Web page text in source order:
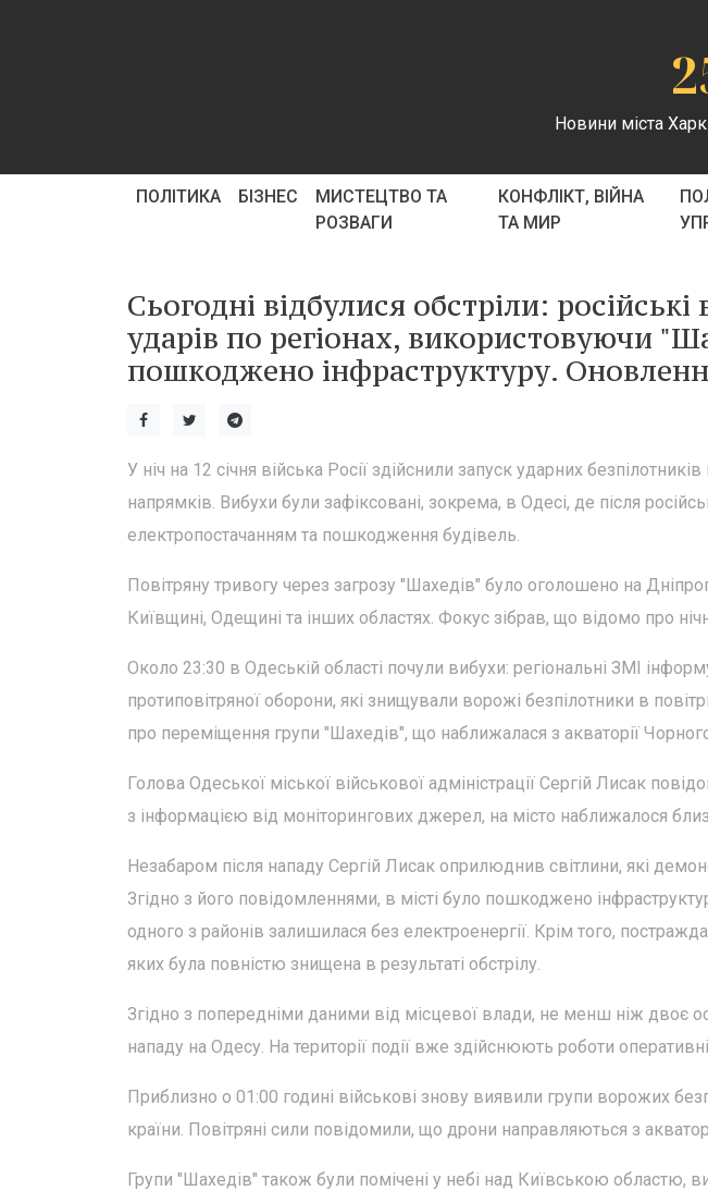
Новини міста
ПОЛІТИКА БІЗНЕС
МИСТЕЦТВО ТА
РОЗВАГИ
КОНФЛІКТ, ВІЙНА
ТА МИР
Сьогодні відбулися обстріли: російські
ударів по регіонах, використовуючи
пошкоджено інфраструктуру.
У ніч на 12 січня війська Росії здійснили запуск ударних
напрямків. Вибухи були зафіксовані, зокрема, в Одесі, де після
електропостачанням та пошкодження будівель.
Повітряну тривогу через загрозу "Шахедів" було оголошено на
Київщині, Одещині та інших областях. Фокус зібрав, що відомо про
Около 23:30 в Одеській області почули вибухи: регіональні ЗМІ
протиповітряної оборони, які знищували ворожі безпілотники в
про переміщення групи "Шахедів", що наближалася з акваторії
Голова Одеської міської військової адміністрації Сергій Лисак
з інформацією від моніторингових джерел, на місто наближалося
Незабаром після нападу Сергій Лисак оприлюднив світлини, які
Згідно з його повідомленнями, в місті було пошкоджено
одного з районів залишилася без електроенергії. Крім того,
яких була повністю знищена в результаті обстрілу.
Згідно з попередніми даними від місцевої влади, не менш ніж двоє
нападу на Одесу. На території події вже здійснюють роботи
Приблизно о 01:00 годині військові знову виявили групи ворожих
країни. Повітряні сили повідомили, що дрони направляються з
Групи "Шахедів" також були помічені у небі над Київською областю,